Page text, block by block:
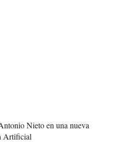
Nieto en una nueva
Artificial